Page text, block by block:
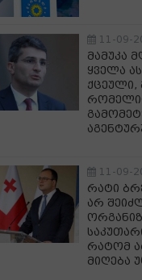
11-09-
მამუკა
ყველა
ქცეული,
11-09-
რატი
არ
რატომ
მიღება